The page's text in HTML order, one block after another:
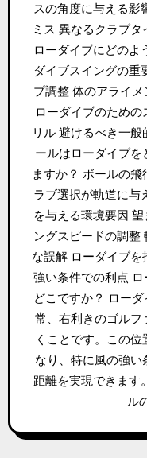
スの角度に与える影
ミス 異なるクラブ
ローダイブにどのよ
ダイブスイングの重
プ調整 体のアライ
ローダイブのため
リル 避けるべき一
ールはローダイブを
ますか？ ボールの
ラブ選択が軌道に与
を与える環境要因
ングスピードの調整
な誤解 ローダイブ
強い条件での利点
どこですか？ ロー
常、右利きのゴルフ
くことです。この
なり、特に風の強い
距離を実現できます
ル